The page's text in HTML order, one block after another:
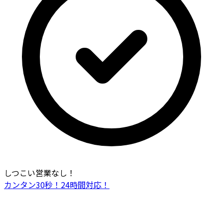
しつこい営業なし！
カンタン30秒！24時間対応！